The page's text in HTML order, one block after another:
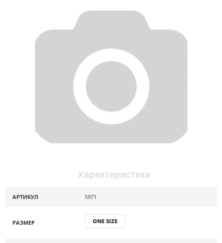
Характеристики
АРТИКУЛ 5971
РАЗМЕР ONE SIZE